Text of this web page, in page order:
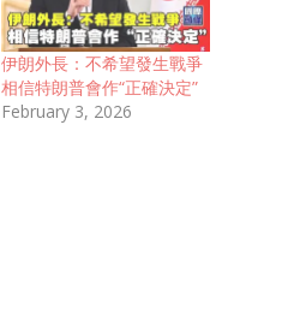
伊朗外長：不希望發生戰爭
相信特朗普會作“正確決定”
February 3, 2026